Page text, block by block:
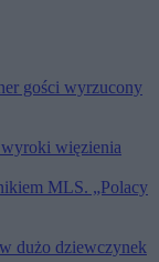
gości wyrzucony
wyroki więzienia
MLS. „Polacy
dużo dziewczynek